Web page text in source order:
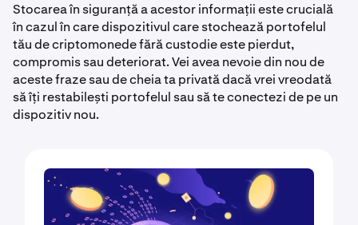
Stocarea în siguranță a acestor informații este crucială
în cazul în care dispozitivul care stochează portofelul
tău de criptomonede fără custodie este pierdut,
compromis sau deteriorat. Vei avea nevoie din nou de
aceste fraze sau de cheia ta privată dacă vrei vreodată
să îți restabilești portofelul sau să te conectezi de pe un
dispozitiv nou.